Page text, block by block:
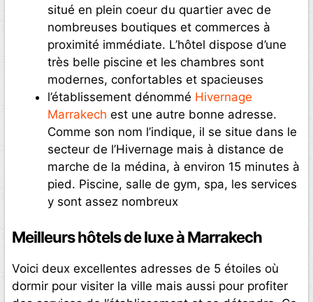
situé en plein coeur du quartier avec de
nombreuses boutiques et commerces à
proximité immédiate. L’hôtel dispose d’une
très belle piscine et les chambres sont
modernes, confortables et spacieuses
l’établissement dénommé Hivernage
Marrakech est une autre bonne adresse.
Comme son nom l’indique, il se situe dans le
secteur de l’Hivernage mais à distance de
marche de la médina, à environ 15 minutes à
pied. Piscine, salle de gym, spa, les services
y sont assez nombreux
Meilleurs hôtels de luxe à Marrakech
Voici deux excellentes adresses de 5 étoiles où
dormir pour visiter la ville mais aussi pour profiter